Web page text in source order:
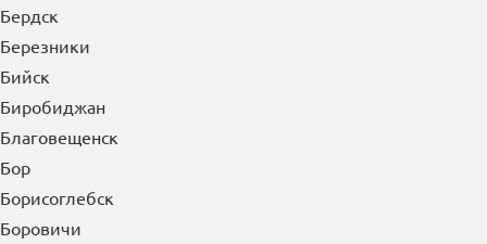
Белгород
Белово
Белогорск
Белорецк
Белореченск
Бердск
Березники
Бийск